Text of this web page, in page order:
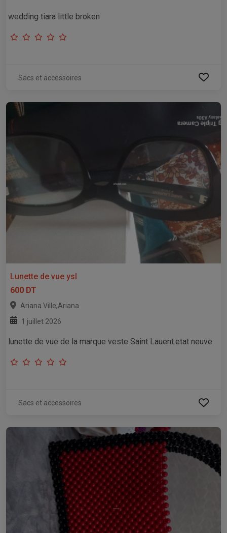
wedding tiara little broken
Sacs et accessoires
Lunette de vue ysl
600 DT
Ariana Ville,Ariana
1 juillet 2026
lunette de vue de la marque veste Saint Lauent.etat neuve
Sacs et accessoires